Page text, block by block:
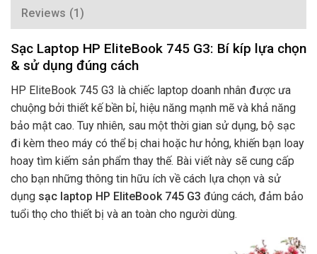
Reviews (1)
Sạc Laptop HP EliteBook 745 G3: Bí kíp lựa chọn
& sử dụng đúng cách
HP EliteBook 745 G3 là chiếc laptop doanh nhân được ưa
chuộng bởi thiết kế bền bỉ, hiệu năng mạnh mẽ và khả năng
bảo mật cao. Tuy nhiên, sau một thời gian sử dụng, bộ sạc
đi kèm theo máy có thể bị chai hoặc hư hỏng, khiến bạn loay
hoay tìm kiếm sản phẩm thay thế. Bài viết này sẽ cung cấp
cho bạn những thông tin hữu ích về cách lựa chọn và sử
dụng sạc laptop HP EliteBook 745 G3 đúng cách, đảm bảo
tuổi thọ cho thiết bị và an toàn cho người dùng.